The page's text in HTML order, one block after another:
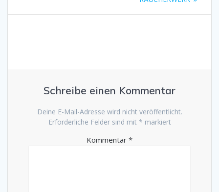
Schreibe einen Kommentar
Deine E-Mail-Adresse wird nicht veröffentlicht.
Erforderliche Felder sind mit * markiert
Kommentar *